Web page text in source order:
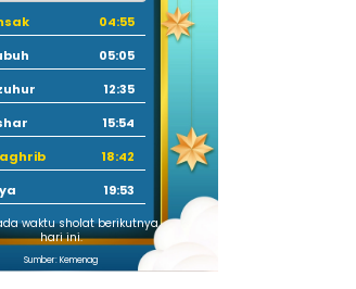
04:55
05:05
12:35
15:54
18:42
19:53
waktu sholat berikutnya
hari ini.
Sumber: Kemenag